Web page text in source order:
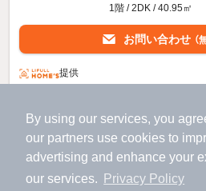
By using our services, you
our partners use cookies to
advertising and enhance your
our services.
Privacy Policy
アプリに切り替えて、サクサ
1階 / 2DK / 40.95㎡
お問い合わせ （
提供
7.8万円
（管理費6,000円）
敷 不要 礼 78,000円
1階 / 2DK / 40.95㎡